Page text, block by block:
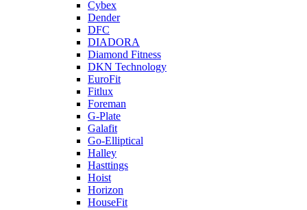
Cybex
Dender
DFC
DIADORA
Diamond Fitness
DKN Technology
EuroFit
Fitlux
Foreman
G-Plate
Galafit
Go-Elliptical
Halley
Hasttings
Hoist
Horizon
HouseFit